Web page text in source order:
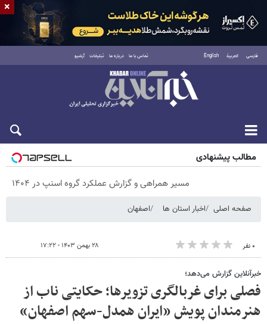
فارسی العربية English تماس با ما درباره ما تبلیغات آرشیو
پنجشنبه ۱۵ مرداد ۱۴۰۵
مطالب پیشنهادی
مسیر همراهی و گزارش عملکرد گروه اسنپ در ۱۴۰۴
صفحه اصلی اخبار استان ها اصفهان
۰ نفر ۲۸ بهمن ۱۴۰۳ - ۱۷:۲۲
خبرآنلاین گزارش می‌دهد؛
فصلی برای غربالگری تزویرها؛ حکایتی ناب از
هنرمندان پویش «ایران همدل-سهم اصفهان»
×